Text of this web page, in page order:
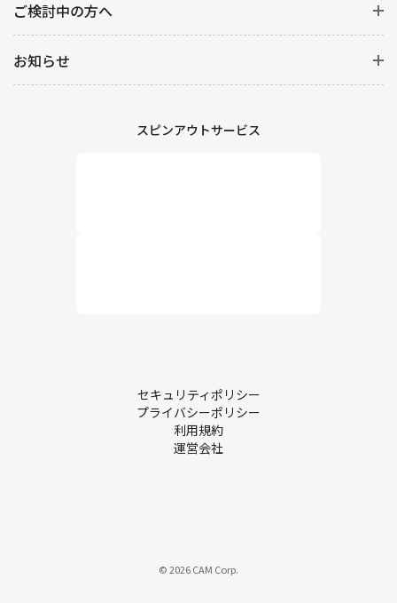
ご検討中の方へ
お知らせ
スピンアウトサービス
セキュリティポリシー
プライバシーポリシー
利用規約
運営会社
© 2026 CAM Corp.